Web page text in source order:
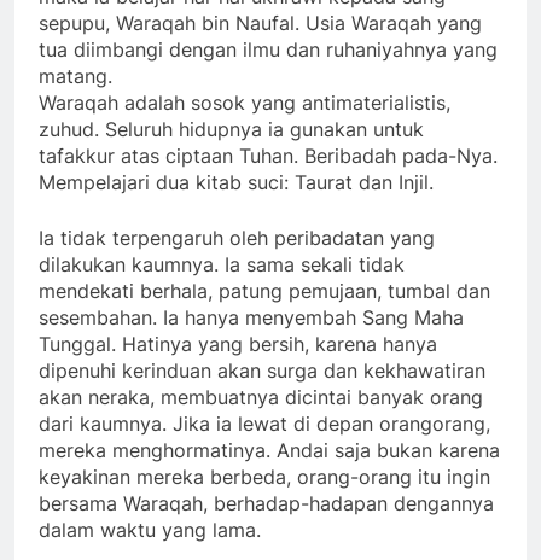
sepupu, Waraqah bin Naufal. Usia Waraqah yang
tua diimbangi dengan ilmu dan ruhaniyahnya yang
matang.
Waraqah adalah sosok yang antimaterialistis,
zuhud. Seluruh hidupnya ia gunakan untuk
tafakkur atas ciptaan Tuhan. Beribadah pada-Nya.
Mempelajari dua kitab suci: Taurat dan Injil.
Ia tidak terpengaruh oleh peribadatan yang
dilakukan kaumnya. Ia sama sekali tidak
mendekati berhala, patung pemujaan, tumbal dan
sesembahan. Ia hanya menyembah Sang Maha
Tunggal. Hatinya yang bersih, karena hanya
dipenuhi kerinduan akan surga dan kekhawatiran
akan neraka, membuatnya dicintai banyak orang
dari kaumnya. Jika ia lewat di depan orangorang,
mereka menghormatinya. Andai saja bukan karena
keyakinan mereka berbeda, orang-orang itu ingin
bersama Waraqah, berhadap-hadapan dengannya
dalam waktu yang lama.